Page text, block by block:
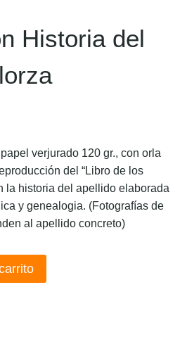
Historia del
verjurado 120 gr., con orla
del “Libro de los
la historia del apellido elaborada
y genealogia. (Fotografías de
al apellido concreto)